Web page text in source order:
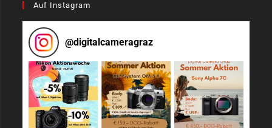
Auf Instagram
@digitalcameragraz